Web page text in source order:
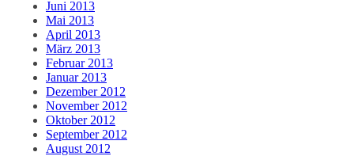
Juni 2013
Mai 2013
April 2013
März 2013
Februar 2013
Januar 2013
Dezember 2012
November 2012
Oktober 2012
September 2012
August 2012